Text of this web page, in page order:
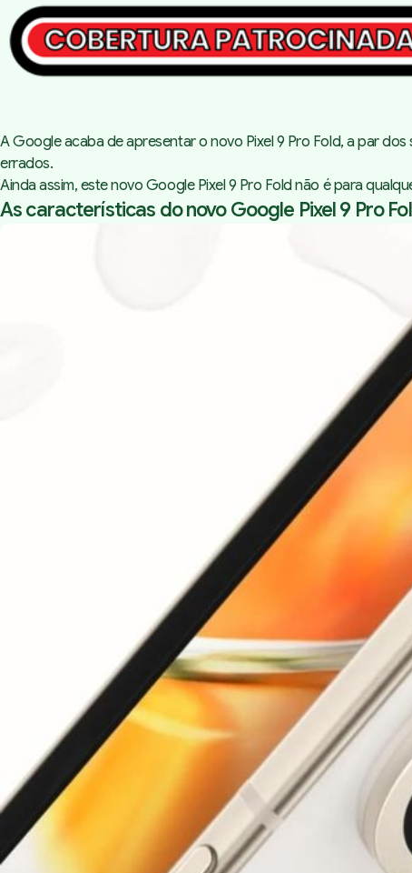
A Google acaba de apresentar o novo Pixel 9 Pro Fold, a par
errados.
Ainda assim, este novo Google Pixel 9 Pro Fold não é para
As características do novo Google Pixel 9 Pro